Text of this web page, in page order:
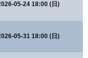
05-24 18:00 (日)
05-31 18:00 (日)